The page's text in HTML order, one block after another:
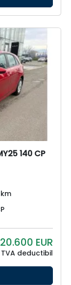
140 CP
20.600 EUR
TVA deductibil